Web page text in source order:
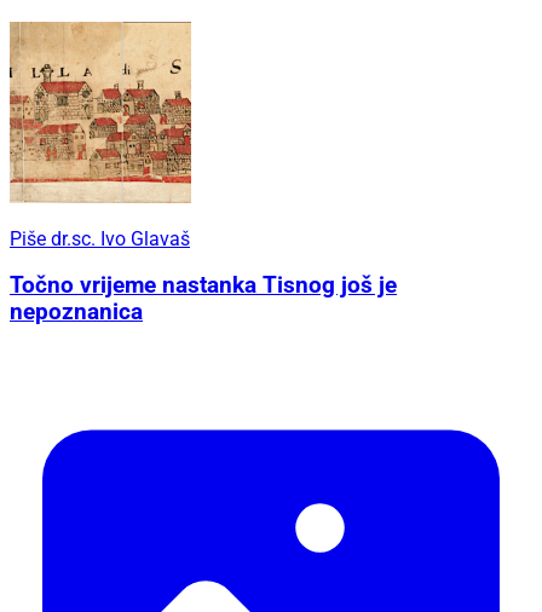
Piše dr.sc. Ivo Glavaš
Točno vrijeme nastanka Tisnog još je
nepoznanica